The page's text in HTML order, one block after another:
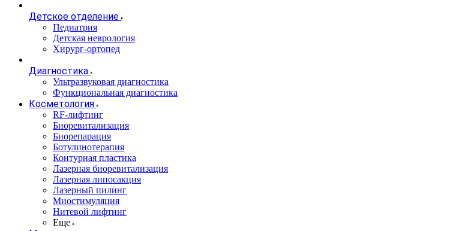
Детское отделение
Педиатрия
Детская неврология
Хирург-ортопед
Диагностика
Ультразвуковая диагностика
Функциональная диагностика
Косметология
RF-лифтинг
Биоревитализация
Биорепарация
Ботулинотерапия
Контурная пластика
Лазерная биоревитализация
Лазерная липосакция
Лазерный пилинг
Миостимуляция
Нитевой лифтинг
Еще